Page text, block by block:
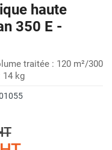
haute
350 E -
traitée : 120 m²/300
14 kg